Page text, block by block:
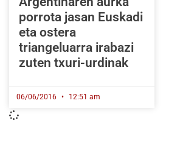
porrota jasan Euskadi
eta ostera
triangeluarra irabazi
zuten txuri-urdinak
06/06/2016 12:51 am